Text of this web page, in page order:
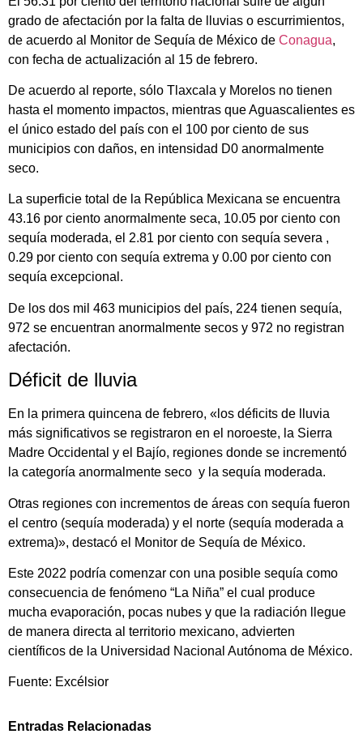
grado de afectación por la falta de lluvias o escurrimientos,
de acuerdo al Monitor de Sequía de México de Conagua,
con fecha de actualización al 15 de febrero.
De acuerdo al reporte, sólo Tlaxcala y Morelos no tienen
hasta el momento impactos, mientras que Aguascalientes es
el único estado del país con el 100 por ciento de sus
municipios con daños, en intensidad D0 anormalmente
seco.
La superficie total de la República Mexicana se encuentra
43.16 por ciento anormalmente seca, 10.05 por ciento con
sequía moderada, el 2.81 por ciento con sequía severa ,
0.29 por ciento con sequía extrema y 0.00 por ciento con
sequía excepcional.
De los dos mil 463 municipios del país, 224 tienen sequía,
972 se encuentran anormalmente secos y 972 no registran
afectación.
Déficit de lluvia
En la primera quincena de febrero, «los déficits de lluvia
más significativos se registraron en el noroeste, la Sierra
Madre Occidental y el Bajío, regiones donde se incrementó
la categoría anormalmente seco y la sequía moderada.
Otras regiones con incrementos de áreas con sequía fueron
el centro (sequía moderada) y el norte (sequía moderada a
extrema)», destacó el Monitor de Sequía de México.
Este 2022 podría comenzar con una posible sequía como
consecuencia de fenómeno “La Niña” el cual produce
mucha evaporación, pocas nubes y que la radiación llegue
de manera directa al territorio mexicano, advierten
científicos de la Universidad Nacional Autónoma de México.
Fuente: Excélsior
Entradas Relacionadas